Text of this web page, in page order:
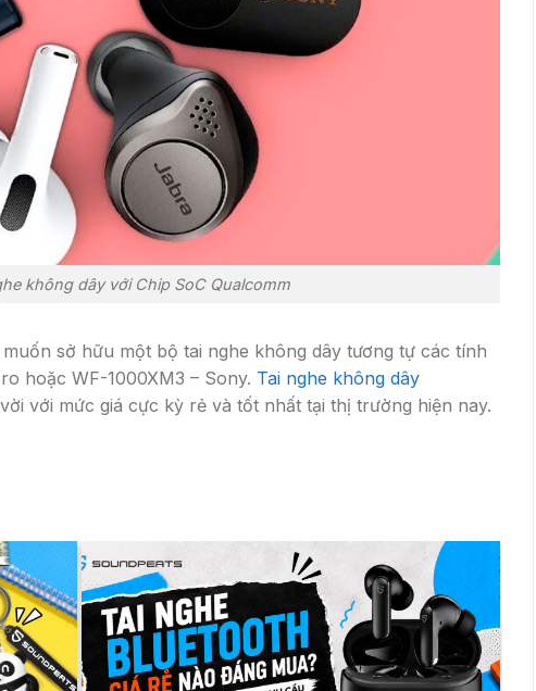
không dây với Chip SoC Qualcomm
sở hữu một bộ tai nghe không dây tương tự các tính
hoặc WF-1000XM3 – Sony. Tai nghe không dây
với mức giá cực kỳ rẻ và tốt nhất tại thị trường hiện nay.